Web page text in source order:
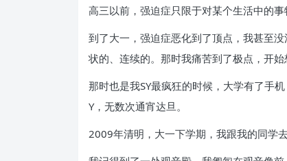
高三以前，强迫症只限于对某个生活中的
到了大一，强迫症恶化到了顶点，我甚至
状的、连续的。那时我痛苦到了极点，开
那时也是我SY最疯狂的时候，大学有了手
Y，无数次通宵达旦。
2009年清明，大一下学期，我跟我的同学